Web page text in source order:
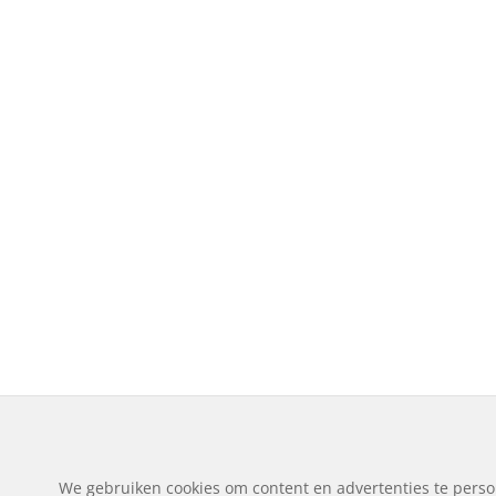
We gebruiken cookies om content en advertenties te